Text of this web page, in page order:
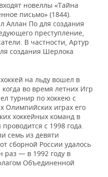
новеллы «Тайна
письмо» (1844).
Аллан По для создания
преступление,
В частности, Артур
создания Шерлока
на льду вошел в
во время летних Игр
турнир по хоккею с
Олимпийских играх его
хоккейных команд в
с 1998 года.
семь из девяти
сборной России удалось
раз — в 1992 году в
Объединенной